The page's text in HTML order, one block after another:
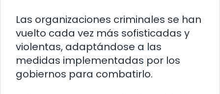
Las organizaciones criminales se han
vuelto cada vez más sofisticadas y
violentas, adaptándose a las
medidas implementadas por los
gobiernos para combatirlo.